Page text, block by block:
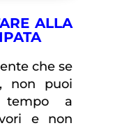
ALLA
che se
non puoi
a
e non